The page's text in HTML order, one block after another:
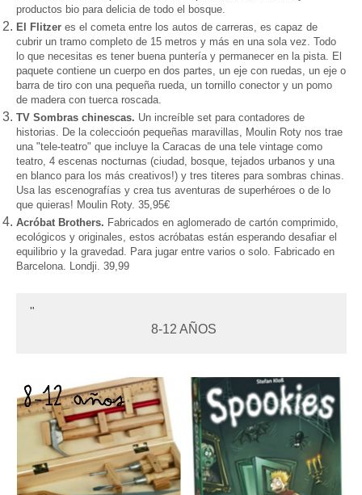
productos bio para delicia de todo el bosque.
El Flitzer es el cometa entre los autos de carreras, es capaz de
cubrir un tramo completo de 15 metros y más en una sola vez . Todo
lo que necesitas es tener buena puntería y permanecer en la pista. El
paquete contiene un cuerpo en dos partes , un eje con ruedas, un eje o
barra de tiro con una pequeña rueda, un torni llo conector y un pomo
de madera con tuerca roscada.
TV Sombras chinescas. Un increíble set para contadores de
historias
De la coleccioón pequeñas maravillas, Moulin Roty nos trae
una "tele-teatro" que incluye la Caracas de una tele vintage como
teatro, 4 escenas nocturnas (ciudad, bosque, tejados urbanos y una
en blanco para los más creativos!) y tres titeres para sombras chinas.
Usa las escenografías y crea tus aventuras de superhéroes o de lo
que quieras! Moulin Roty. 35,95€
Acróbat Brothers. Fabricados en aglomerado de cartón comprimido,
ecol ógicos y originales, estos acróbatas están esperando desafiar el
equilibrio y la gravedad.
Para jugar entre varios o solo . Fabricado en
Barcelona. Londji. 39,99
8-12 AÑOS